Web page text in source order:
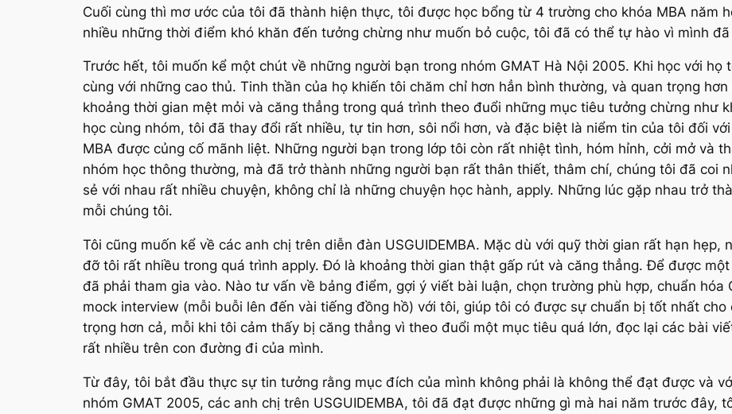
Cuối cùng thì mơ ước của tôi đã thành hiện thực, tôi được học bổng từ 4 trường cho khóa MBA năm
nhiều những thời điểm khó khăn đến tưởng chừng như muốn bỏ cuộc, tôi đã có thể tự hào vì mình
Trước hết, tôi muốn kể một chút về những người bạn trong nhóm GMAT Hà Nội 2005. Khi học với
cùng với những cao thủ. Tinh thần của họ khiến tôi chăm chỉ hơn hẳn bình thường, và quan trọng
khoảng thời gian mệt mỏi và căng thẳng trong quá trình theo đuổi những mục tiêu tưởng chừng như
học cùng nhóm, tôi đã thay đổi rất nhiều, tự tin hơn, sôi nổi hơn, và đặc biệt là niểm tin của tôi đối
MBA được củng cố mãnh liệt. Những người bạn trong lớp tôi còn rất nhiệt tình, hóm hỉnh, cởi mở và
nhóm học thông thường, mà đã trở thành những người bạn rất thân thiết, thâm chí, chúng tôi đã coi
sẻ với nhau rất nhiều chuyện, không chỉ là những chuyện học hành, apply. Những lúc gặp nhau trở
mỗi chúng tôi.
Tôi cũng muốn kể về các anh chị trên diễn đàn USGUIDEMBA. Mặc dù với quỹ thời gian rất hạn hẹp,
đỡ tôi rất nhiều trong quá trình apply. Đó là khoảng thời gian thật gấp rút và căng thẳng. Để được
đã phải tham gia vào. Nào tư vấn về bảng điểm, gợi ý viết bài luận, chọn trường phù hợp, chuẩn hóa
mock interview (mỗi buỗi lên đến vài tiếng đồng hồ) với tôi, giúp tôi có được sự chuẩn bị tốt nhất
trọng hơn cả, mỗi khi tôi cảm thấy bị căng thẳng vì theo đuổi một mục tiêu quá lớn, đọc lại các bài
rất nhiều trên con đường đi của mình.
Từ đây, tôi bắt đầu thực sự tin tưởng rằng mục đích của mình không phải là không thể đạt được và
nhóm GMAT 2005, các anh chị trên USGUIDEMBA, tôi đã đạt được những gì mà hai năm trước đây,